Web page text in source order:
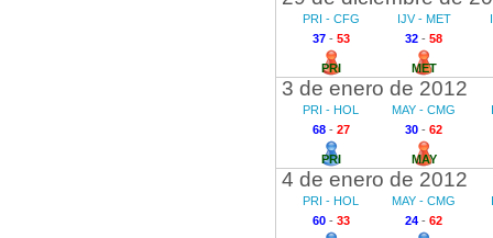
PRI - CFG
37- 53
PRI
IJV - MET
32 - 58
MET
3 de enero de 2012
PRI - HOL
68- 27
PRI
MAY - CMG
30 - 62
MAY
4 de enero de 2012
PRI - HOL
60- 33
MAY - CMG
24 - 62